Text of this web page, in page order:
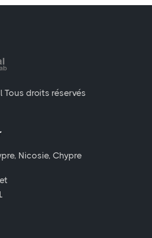
Tous droits réservés
Nicosie, Chypre